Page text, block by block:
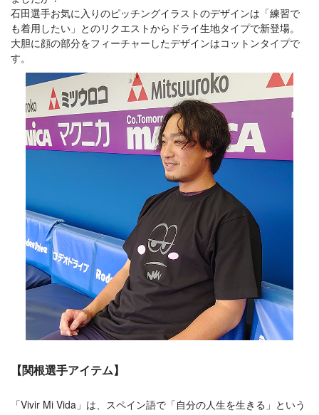
石田選手お気に入りのピッチングイラストのデザインは「練習で
も着用したい」とのリクエストからドライ生地タイプで新登場。
大胆に顔の部分をフィーチャーしたデザインはコットンタイプで
す。
【関根選手アイテム】
「Vivir Mi Vida」は、スペイン語で「自分の人生を生きる」という